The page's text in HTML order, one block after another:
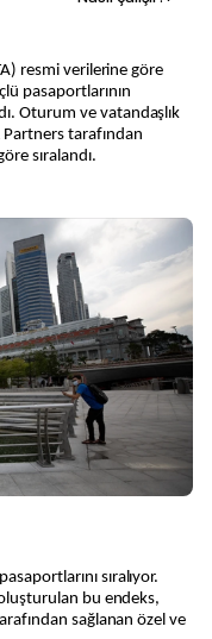
pasaportlarının
Oturum ve vatandaşlık
Partners tarafından
sıralandı.
sıralıyor.
bu endeks,
sağlanan özel ve